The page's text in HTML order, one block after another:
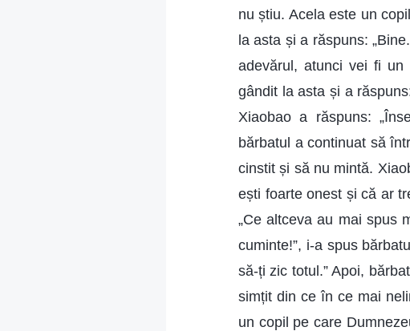
nu știu. Acela este un
la asta și a răspuns:
adevărul, atunci vei fi un
gândit la asta și a
Xiaobao a răspuns:
bărbatul a continuat să
cinstit și să nu mintă.
ești foarte onest și că ar
„Ce altceva au mai spus
cuminte!”, i-a spus
să-ți zic totul.” Apoi,
simțit din ce în ce mai
un copil pe care